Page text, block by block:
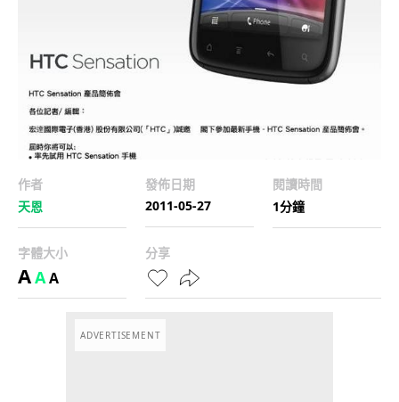
作者
天恩
發佈日期
2011-05-27
閱讀時間
1分鐘
字體大小
AAA
分享
ADVERTISEMENT